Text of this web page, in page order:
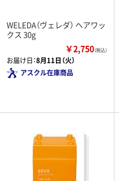
WELEDA（ヴェレダ） ヘアワッ
クス 30g
￥2,750（税込）
お届け日：8月11日（火）
アスクル在庫商品